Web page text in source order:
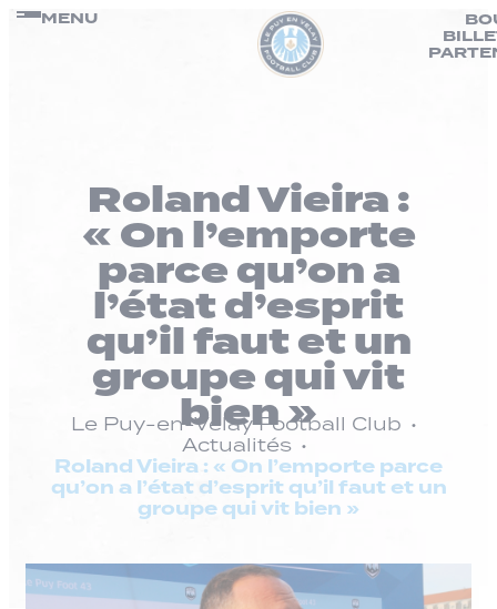
Passer
MENU
Roland Vieira :
« On l’emporte
parce qu’on a
l’état d’esprit
qu’il faut et un
groupe qui vit
bien »
Le Puy-en-Velay Football Club
Actualités
Roland Vieira : « On l’emporte parce
qu’on a l’état d’esprit qu’il faut et un
groupe qui vit bien »
Panneau de gestion des cookies